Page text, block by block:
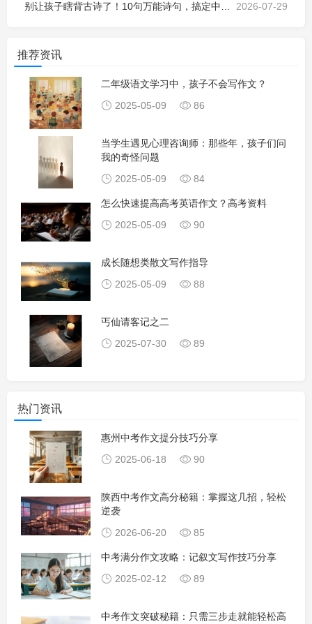
2026-07-29
推荐资讯
二年级语文学习中，孩子不会写作文？
2025-05-09
86
当学生遇见心理咨询师：那些年，孩子们问
我的奇怪问题
2025-05-09
84
怎么快速提高高考英语作文？高考资料
2025-05-09
90
成长随想类散文写作指导
2025-05-09
88
丐仙请客记之二
2025-07-30
89
热门资讯
惠州中考作文提分技巧分享
2025-06-18
90
陕西中考作文高分秘籍：掌握这几招，轻松
逆袭
2026-06-20
85
中考满分作文攻略：记叙文写作技巧分享
2025-02-12
89
中考作文突破秘籍：只需三步走就能轻松高